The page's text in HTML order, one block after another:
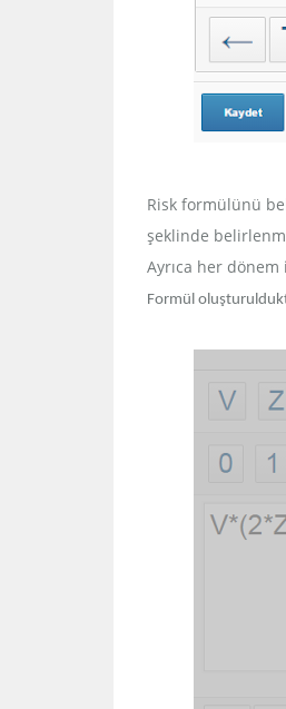
Risk formülünü
şeklinde
Ayrıca her
Formül